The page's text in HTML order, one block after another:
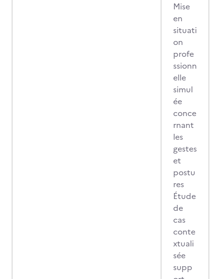
Mise
en
situati
on
profe
ssionn
elle
simul
ée
conce
rnant
les
gestes
et
postu
res
Étude
de
cas
conte
xtuali
sée
supp